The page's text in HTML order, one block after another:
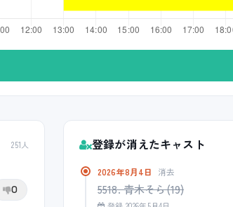
251人
0
登録が消えたキャスト
2026年8月4日 消去
5518. 青木そら(19)